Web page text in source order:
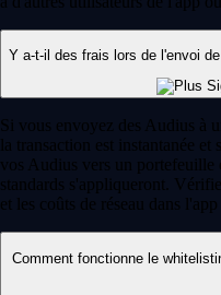
Y a-t-il des frais lors de l'envoi
Si vous envoyez des Audius à
la transaction est instantanée
vos Audius vers un portefeuille
standards s'appliqueront.
et les coûts de réseau dans
Comment fonctionne le